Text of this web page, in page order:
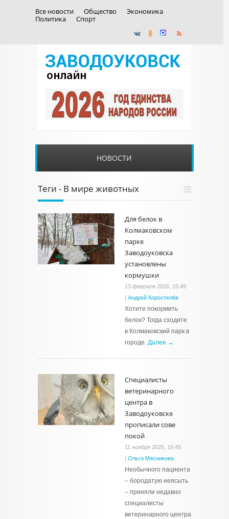
Все новости Общество
Экономика
Политика
Спорт
НОВОСТИ
Теги - В мире животных
Для белок в
Колмаковском
парке
Заводоуковска
установлены
кормушки
13 февраля 2026, 15:49
| Андрей Коростелёв
Хотите покормить
белок? Тогда сходите
в Колмаковский парк в
городе. Далее →
Специалисты
ветеринарного
центра в
Заводоуковске
прописали сове
покой
11 ноября 2025, 16:45
| Ольга Мясникова
Необычного пациента
– бородатую неясыть
– приняли недавно
специалисты
ветеринарного центра